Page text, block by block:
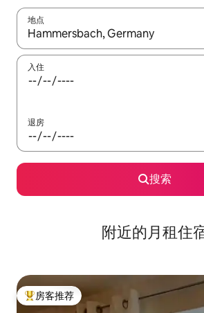
地点
如有搜索结果，请使用上下方向键查看
入住
退房
搜索
附近的月租住
热门「房客推荐」
房客推荐